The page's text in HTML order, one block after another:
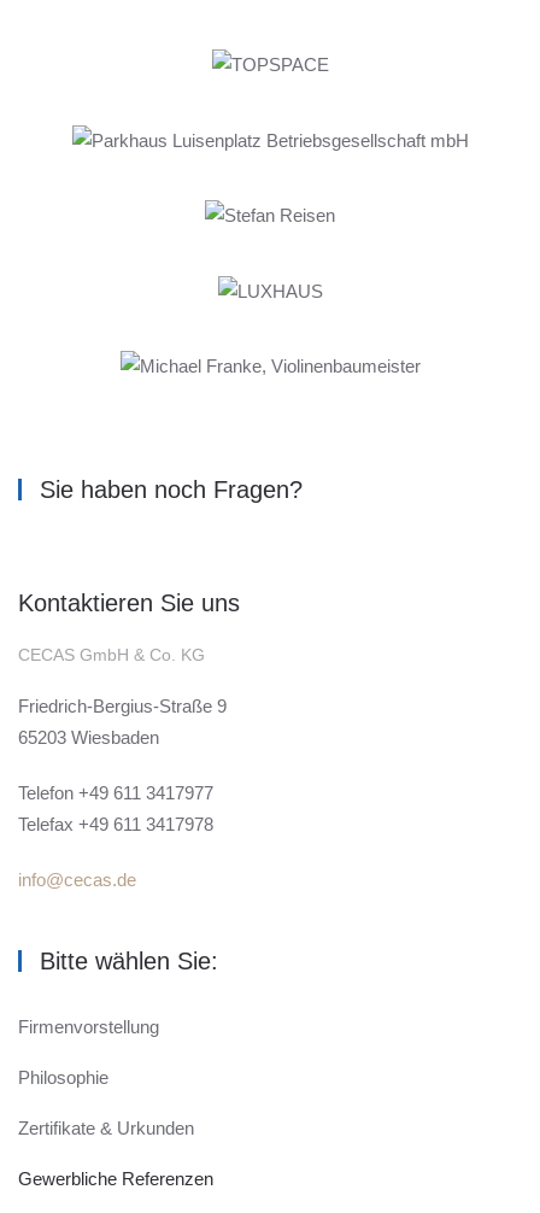
Sie haben noch Fragen?
Kontaktieren Sie uns
CECAS GmbH & Co. KG
Friedrich-Bergius-Straße 9
65203 Wiesbaden
Telefon +49 611 3417977
Telefax +49 611 3417978
info@cecas.de
Bitte wählen Sie:
Firmenvorstellung
Philosophie
Zertifikate & Urkunden
Gewerbliche Referenzen